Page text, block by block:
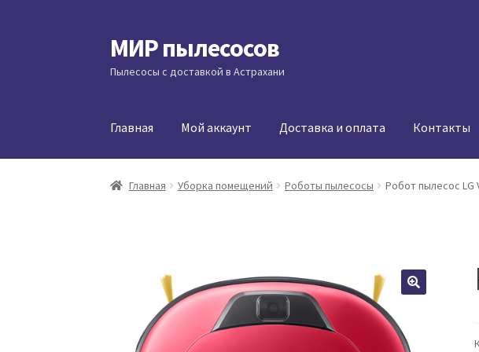
Перейти
к
навигации
Перейти
к
содержимому
МИР пылесосов
Пылесосы с доставкой в Астрахани
Главная Мой аккаунт Доставка и оплата Контакты
Главная Уборка помещений Роботы пылесосы Робот пылесос LG